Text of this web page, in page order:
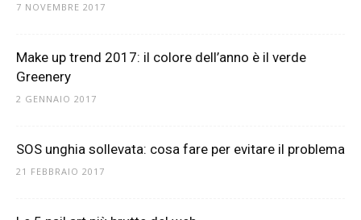
7 NOVEMBRE 2017
Make up trend 2017: il colore dell’anno è il verde
Greenery
2 GENNAIO 2017
SOS unghia sollevata: cosa fare per evitare il problema
21 FEBBRAIO 2017